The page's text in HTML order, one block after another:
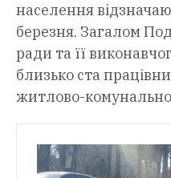
населення
березня. Загалом
ради та її
близько ста
житлово-